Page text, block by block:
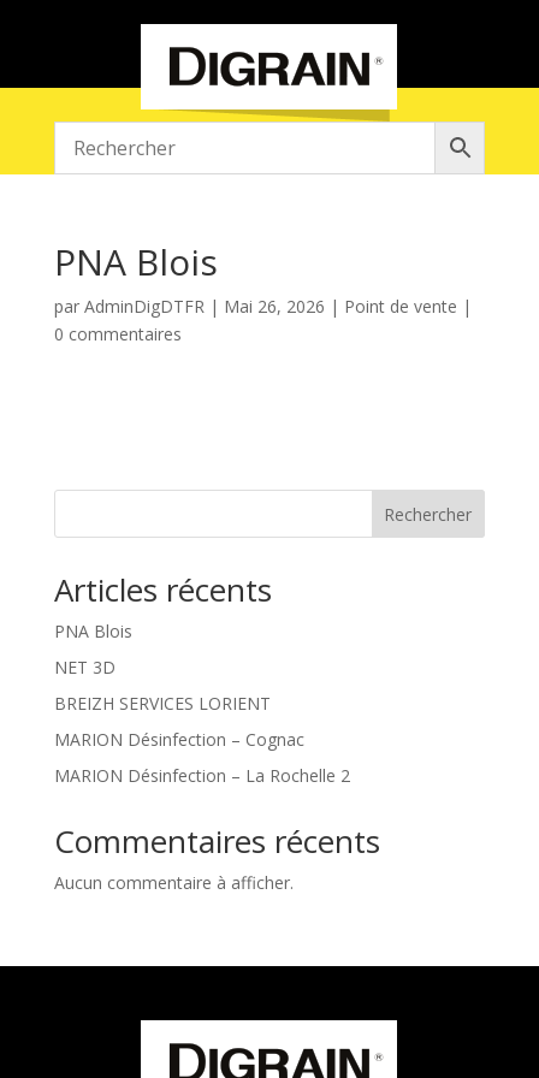
PNA Blois
par AdminDigDTFR| Mai 26, 2026 | Point de vente |
0 commentaires
Rechercher
Articles récents
PNA Blois
NET 3D
BREIZH SERVICES LORIENT
MARION Désinfection – Cognac
MARION Désinfection – La Rochelle 2
Commentaires récents
Aucun commentaire à afficher.